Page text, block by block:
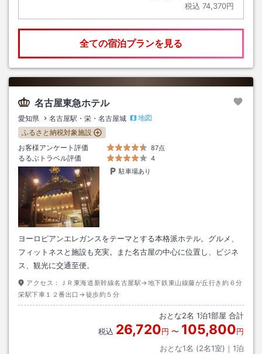
税込 74,370円
全ての宿泊プランを見る
名古屋東急ホテル
愛知県 名古屋駅・栄・名古屋城
地図
ふるさと納税対象施設
お客様アンケート評価
87点
るるぶトラベル評価
4
駐車場あり
ヨーロピアンエレガンスをテーマとする本格派ホテル。グルメ、
フィットネスと施設も充実。また名古屋の中心に位置し、ビジネ
ス、観光に交通至便。
アクセス：
ＪＲ東海道新幹線名古屋駅→地下鉄東山線藤が丘行き約６分
栄駅下車１２番出口→徒歩約５分
おとな2名 1泊1部屋 合計
税込 26,720円 〜 105,800円
おとな1名 (2名1室)｜ 1泊